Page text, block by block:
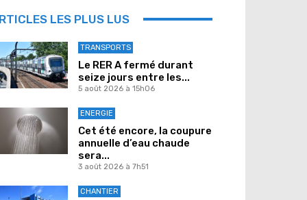
LES PLUS LUS
TRANSPORTS
Le RER A fermé durant
seize jours entre les...
5 août 2026 à 15h06
ENERGIE
Cet été encore, la coupure
annuelle d’eau chaude
sera...
3 août 2026 à 7h51
CHANTIER